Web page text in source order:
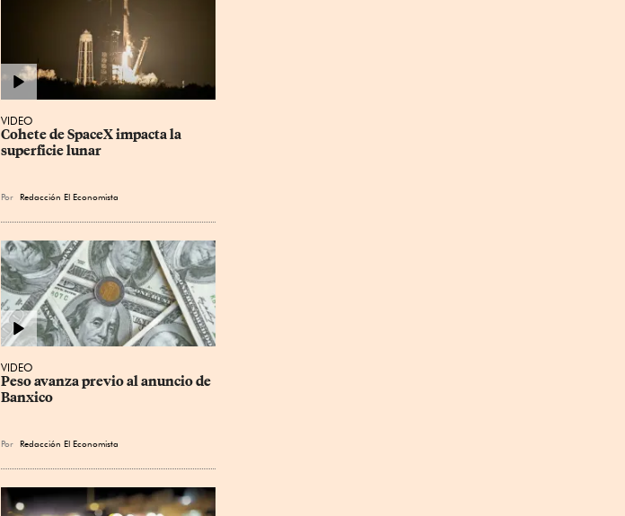
VIDEO
Cohete de SpaceX impacta la
superficie lunar
Por Redacción El Economista
VIDEO
Peso avanza previo al anuncio de
Banxico
Por Redacción El Economista